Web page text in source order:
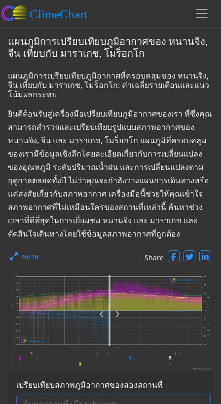
แผนภูมิการเปรียบเทียบภูมิอากาศของ หนานจิง,
จีน เทียบกับ มาราเกช, โมร็อกโก
แผนภูมิการเปรียบเทียบภูมิอากาศที่ครอบคลุมของ หนานจิง,
จีน เทียบกับ มาราเกช, โมร็อกโก: ค่าเฉลี่ยรายเดือนและแนว
โน้มผลกระทบ
ยินดีต้อนรับสู่เครื่องมือเปรียบเทียบภูมิอากาศของเรา ที่ซึ่งคุณ
สามารถสำรวจและเปรียบเทียบรูปแบบสภาพอากาศของ
หนานจิง, จีน และ มาราเกช, โมร็อกโก แผนภูมิที่ครอบคลุม
ของเรามีข้อมูลเชิงลึกโดยละเอียดเกี่ยวกับการเปลี่ยนแปลง
ของอุณหภูมิ ระดับปริมาณน้ำฝน และการเปลี่ยนแปลงตาม
ฤดูกาลตลอดทั้งปี ไม่ว่าคุณจะกำลังวางแผนการเดินทางหรือ
แค่สงสัยเกี่ยวกับสภาพอากาศ เครื่องมือนี้ช่วยให้คุณเข้าใจ
สภาพอากาศที่ไม่เหมือนใครของสถานที่เหล่านี้ ค้นหาช่วง
เวลาที่ดีที่สุดในการเยี่ยมชม หนานจิง และ มาราเกช และ
ตัดสินใจเดินทางโดยใช้ข้อมูลสภาพอากาศที่ถูกต้อง
ขยาย Share
เปรียบเทียบสภาพภูมิอากาศของสองสถานที่